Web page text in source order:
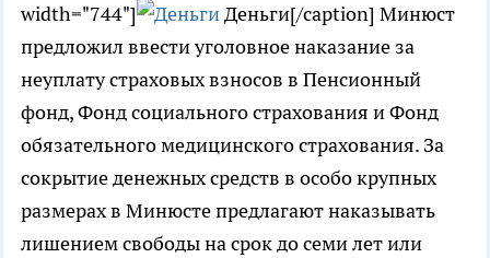
width="744"]
Деньги[/caption] Минюст
предложил ввести уголовное наказание за
неуплату страховых взносов в Пенсионный
фонд, Фонд социального страхования и Фонд
обязательного медицинского страхования. За
сокрытие денежных средств в особо крупных
размерах в Минюсте предлагают наказывать
лишением свободы на срок до семи лет или